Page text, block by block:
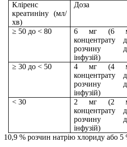
Кліренс
креатиніну (мл/
хв)
Доза
≥ 50 до < 80
6 мг (6
концентрату
розчину
інфузій)
≥ 30 до < 50
4 мг (4
концентрату
розчину
інфузій)
< 30
2 мг (2
концентрату
розчину
інфузій)
10,9 % розчин натрію хлориду або 5